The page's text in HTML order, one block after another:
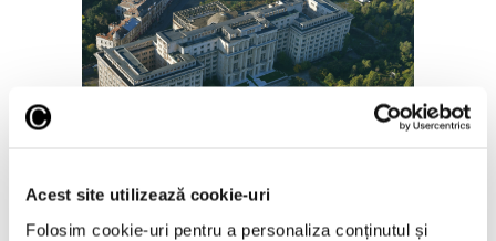
Acest site utilizează cookie-uri
Folosim cookie-uri pentru a personaliza conținutul și
6 August 2026